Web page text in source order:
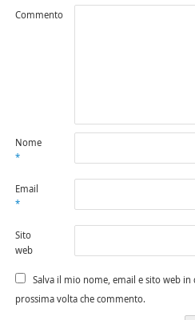
Commento
Nome
*
Email
*
Sito
web
Salva il mio nome, email e sito web
prossima volta che commento.